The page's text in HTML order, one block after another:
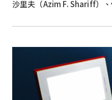
沙里夫（Azim F. Shariff）